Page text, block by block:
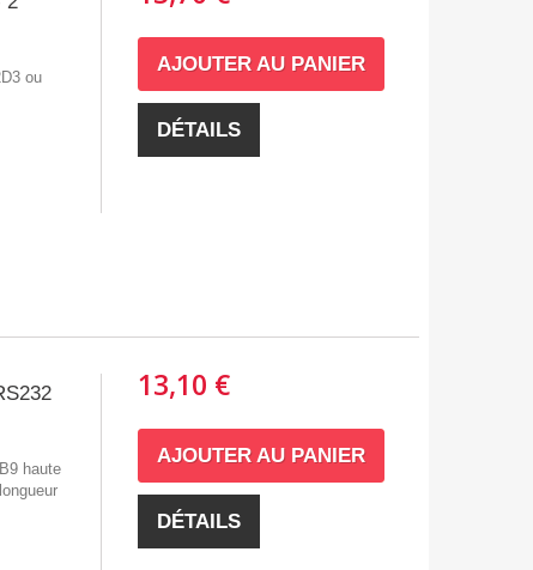
ou
AJOUTER AU PANIER
DÉTAILS
haute
13,10 €
AJOUTER AU PANIER
DÉTAILS